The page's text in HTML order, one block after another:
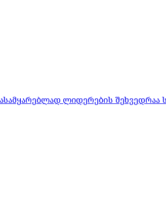
ლიდერების შეხვედრაა